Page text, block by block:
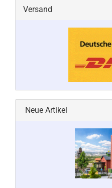
Versand
Neue Artikel